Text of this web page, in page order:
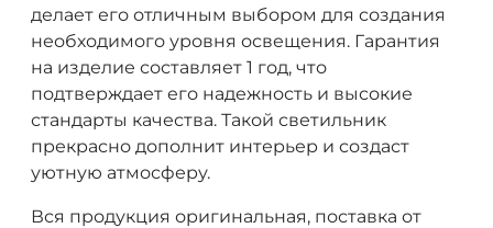
делает его отличным выбором для создания
необходимого уровня освещения. Гарантия
на изделие составляет 1 год, что
подтверждает его надежность и высокие
стандарты качества. Такой светильник
прекрасно дополнит интерьер и создаст
уютную атмосферу.
Вся продукция оригинальная, поставка от